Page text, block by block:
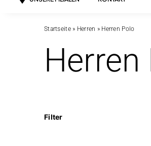
Startseite» Herren » Herren Polo
Herren
Filter